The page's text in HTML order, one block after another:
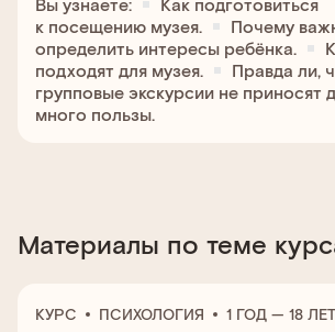
Вы узнаете:
Как подготовиться
к посещению музея.
Почему
определить интересы ребёнка.
подходят для музея.
Правда ли,
групповые экскурсии не приносят
много пользы.
Материалы по теме
КУРС ПСИХОЛОГИЯ 1 ГОД — 18 ЛЕТ